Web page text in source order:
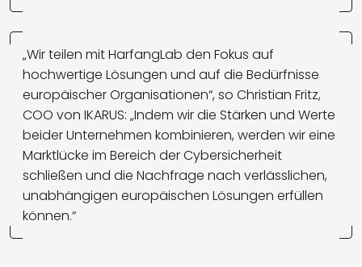
„Wir teilen mit HarfangLab den Fokus auf
hochwertige Lösungen und auf die Bedürfnisse
europäischer Organisationen“, so Christian Fritz,
COO von IKARUS: „Indem wir die Stärken und Werte
beider Unternehmen kombinieren, werden wir eine
Marktlücke im Bereich der Cybersicherheit
schließen und die Nachfrage nach verlässlichen,
unabhängigen europäischen Lösungen erfüllen
können.“